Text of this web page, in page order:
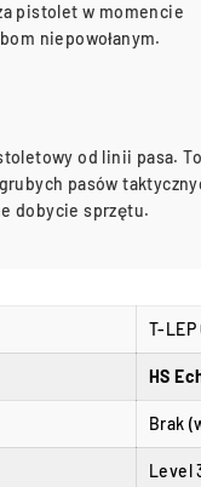
pistolet w momencie
niepowołanym.
od linii pasa. To
pasów
dobycie sprzętu.
T-LEP
HS
Brak
Level